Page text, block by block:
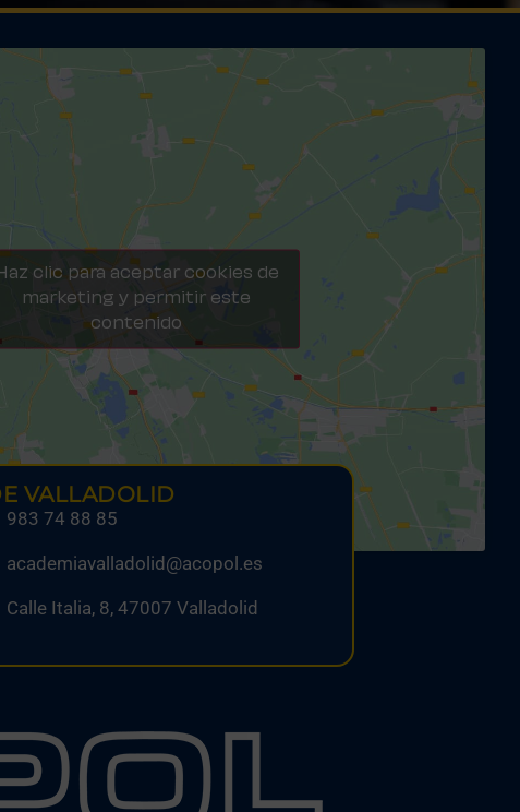
clic para aceptar cookies de
marketing y permitir este
contenido
VALLADOLID
983 74 88 85
academiavalladolid@acopol.es
Calle Italia, 8, 47007 Valladolid